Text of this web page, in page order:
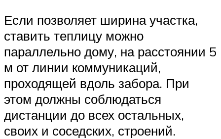
Если позволяет ширина участка,
ставить теплицу можно
параллельно дому, на расстоянии 5
м от линии коммуникаций,
проходящей вдоль забора. При
этом должны соблюдаться
дистанции до всех остальных,
своих и соседских, строений.